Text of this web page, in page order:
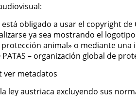
obligado a usar el copyright de
ya sea mostrando el
protección animal» o mediante
PATAS – organización global de
ver metadatos
ley austriaca excluyendo sus